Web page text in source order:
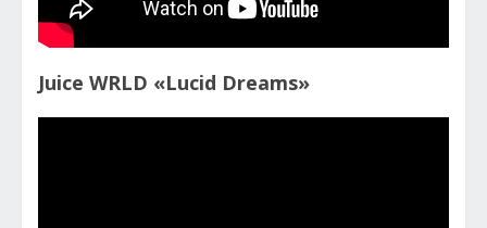
Juice WRLD «Lucid Dreams»